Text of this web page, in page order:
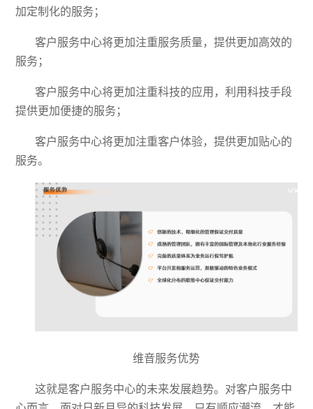
加定制化的服务；
客户服务中心将更加注重服务质量，提供更加高效的
服务；
客户服务中心将更加注重科技的应用，利用科技手段
提供更加便捷的服务；
客户服务中心将更加注重客户体验，提供更加贴心的
服务。
维音服务优势
这就是客户服务中心的未来发展趋势。对客户服务中